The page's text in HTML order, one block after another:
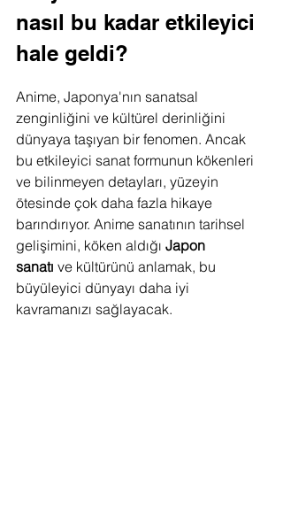
nasıl bu kadar etkileyici
hale geldi?
Anime, Japonya'nın sanatsal
zenginliğini ve kültürel derinliğini
dünyaya taşıyan bir fenomen. Ancak
bu etkileyici sanat formunun kökenleri
ve bilinmeyen detayları, yüzeyin
ötesinde çok daha fazla hikaye
barındırıyor. Anime sanatının tarihsel
gelişimini, köken aldığı Japon
sanatı ve kültürünü anlamak, bu
büyüleyici dünyayı daha iyi
kavramanızı sağlayacak.